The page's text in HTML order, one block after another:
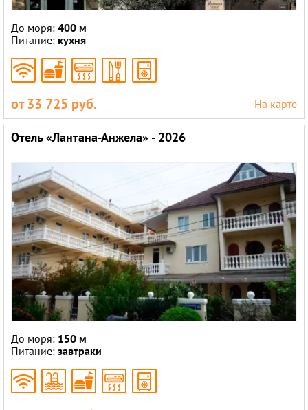
До моря: 400 м
Питание: кухня
от 33 725 руб. На карте
Отель «Лантана-Анжела» - 2026
До моря: 150 м
Питание: завтраки